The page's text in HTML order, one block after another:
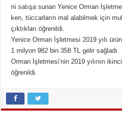
ni sa­tı­şa sunan Ye­ni­ce Orman
ken, tüc­car­la­rın mal ala­bil­mek için
çık­tık­la­rı öğ­re­nil­di.
Ye­ni­ce Orman İşlet­me­si 2019 yılı
1 mil­yon 982 bin 358 TL gelir sağ­la­dı.
Orman İşlet­me­si’nin 2019 yı­lı­nın
öğ­re­nil­di.